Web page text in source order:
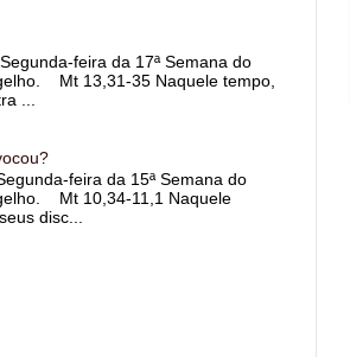
feira da 17ª Semana do
Mt 13,31-35 Naquele tempo,
...
feira da 15ª Semana do
Mt 10,34-11,1 Naquele
disc...